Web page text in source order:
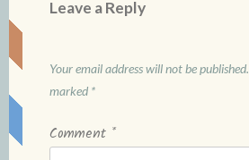
Leave a Reply
Your email address will not be published.
marked *
Comment *